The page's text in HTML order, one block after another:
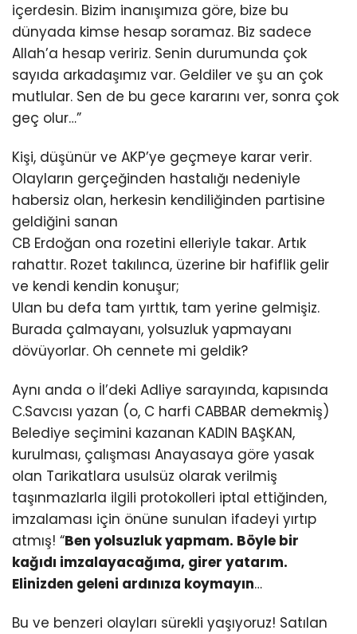
içerdesin. Bizim inanışımıza göre, bize bu
dünyada kimse hesap soramaz. Biz sadece
Allah’a hesap veririz. Senin durumunda çok
sayıda arkadaşımız var. Geldiler ve şu an çok
mutlular. Sen de bu gece kararını ver, sonra çok
geç olur…”
Kişi, düşünür ve AKP’ye geçmeye karar verir.
Olayların gerçeğinden hastalığı nedeniyle
habersiz olan, herkesin kendiliğinden partisine
geldiğini sanan
CB Erdoğan ona rozetini elleriyle takar. Artık
rahattır. Rozet takılınca, üzerine bir hafiflik gelir
ve kendi kendin konuşur;
Ulan bu defa tam yırttık, tam yerine gelmişiz.
Burada çalmayanı, yolsuzluk yapmayanı
dövüyorlar. Oh cennete mi geldik?
Aynı anda o İl’deki Adliye sarayında, kapısında
C.Savcısı yazan (o, C harfi CABBAR demekmiş)
Belediye seçimini kazanan KADIN BAŞKAN,
kurulması, çalışması Anayasaya göre yasak
olan Tarikatlara usulsüz olarak verilmiş
taşınmazlarla ilgili protokolleri iptal ettiğinden,
imzalaması için önüne sunulan ifadeyi yırtıp
atmış! “Ben yolsuzluk yapmam. Böyle bir
kağıdı imzalayacağıma, girer yatarım.
Elinizden geleni ardınıza koymayın…
Bu ve benzeri olayları sürekli yaşıyoruz! Satılan